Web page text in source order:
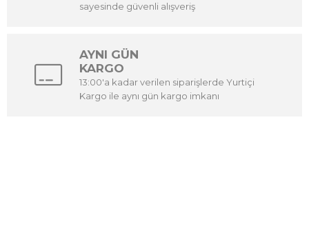
sayesinde güvenli alışveriş
AYNI GÜN
KARGO
13:00'a kadar verilen siparişlerde Yurtiçi
Kargo ile aynı gün kargo imkanı